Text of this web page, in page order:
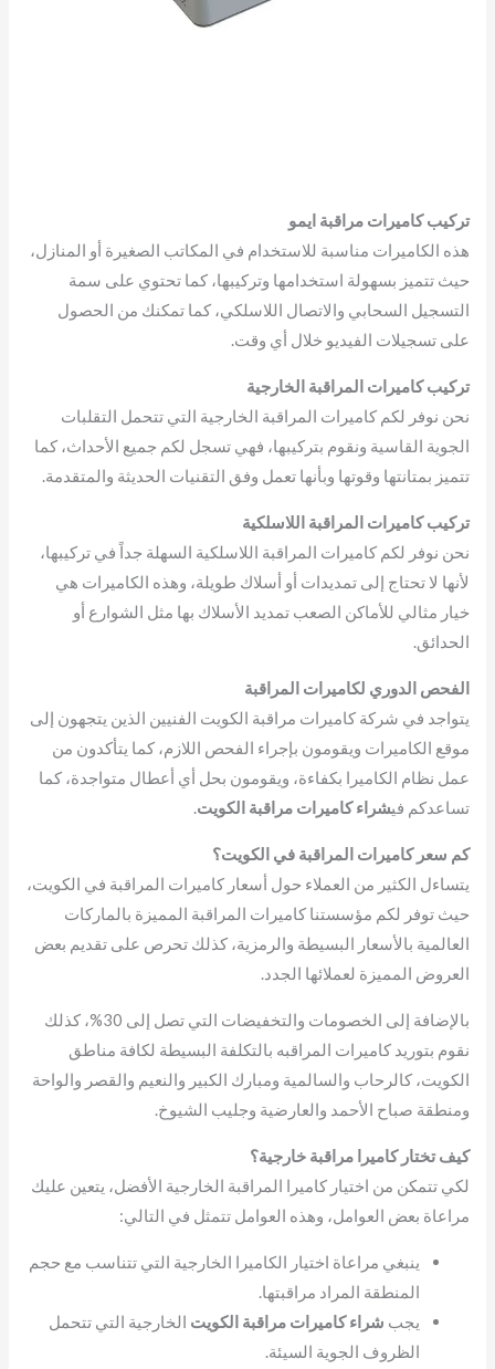
تركيب كاميرات مراقبة ايمو
هذه الكاميرات مناسبة للاستخدام في المكاتب الصغيرة أو المنازل،
حيث تتميز بسهولة استخدامها وتركيبها، كما تحتوي على سمة
التسجيل السحابي والاتصال اللاسلكي، كما تمكنك من الحصول
على تسجيلات الفيديو خلال أي وقت.
تركيب كاميرات المراقبة الخارجية
نحن نوفر لكم كاميرات المراقبة الخارجية التي تتحمل التقلبات
الجوية القاسية ونقوم بتركيبها، فهي تسجل لكم جميع الأحداث، كما
تتميز بمتانتها وقوتها وبأنها تعمل وفق التقنيات الحديثة والمتقدمة.
تركيب كاميرات المراقبة اللاسلكية
نحن نوفر لكم كاميرات المراقبة اللاسلكية السهلة جداً في تركيبها،
لأنها لا تحتاج إلى تمديدات أو أسلاك طويلة، وهذه الكاميرات هي
خيار مثالي للأماكن الصعب تمديد الأسلاك بها مثل الشوارع أو
الحدائق.
الفحص الدوري لكاميرات المراقبة
يتواجد في شركة كاميرات مراقبة الكويت الفنيين الذين يتجهون إلى
موقع الكاميرات ويقومون بإجراء الفحص اللازم، كما يتأكدون من
عمل نظام الكاميرا بكفاءة، ويقومون بحل أي أعطال متواجدة، كما
تساعدكم فيشراء كاميرات مراقبة الكويت.
كم سعر كاميرات المراقبة في الكويت؟
يتساءل الكثير من العملاء حول أسعار كاميرات المراقبة في الكويت،
حيث توفر لكم مؤسستنا كاميرات المراقبة المميزة بالماركات
العالمية بالأسعار البسيطة والرمزية، كذلك تحرص على تقديم بعض
العروض المميزة لعملائها الجدد.
بالإضافة إلى الخصومات والتخفيضات التي تصل إلى 30%، كذلك
نقوم بتوريد كاميرات المراقبه بالتكلفة البسيطة لكافة مناطق
الكويت، كالرحاب والسالمية ومبارك الكبير والنعيم والقصر والواحة
ومنطقة صباح الأحمد والعارضية وجليب الشيوخ.
كيف تختار كاميرا مراقبة خارجية؟
لكي تتمكن من اختيار كاميرا المراقبة الخارجية الأفضل، يتعين عليك
مراعاة بعض العوامل، وهذه العوامل تتمثل في التالي:
ينبغي مراعاة اختيار الكاميرا الخارجية التي تتناسب مع حجم
المنطقة المراد مراقبتها.
يجب شراء كاميرات مراقبة الكويت الخارجية التي تتحمل
الظروف الجوية السيئة.